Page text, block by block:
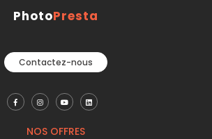
PhotoPresta
Contactez-nous
NOS OFFRES